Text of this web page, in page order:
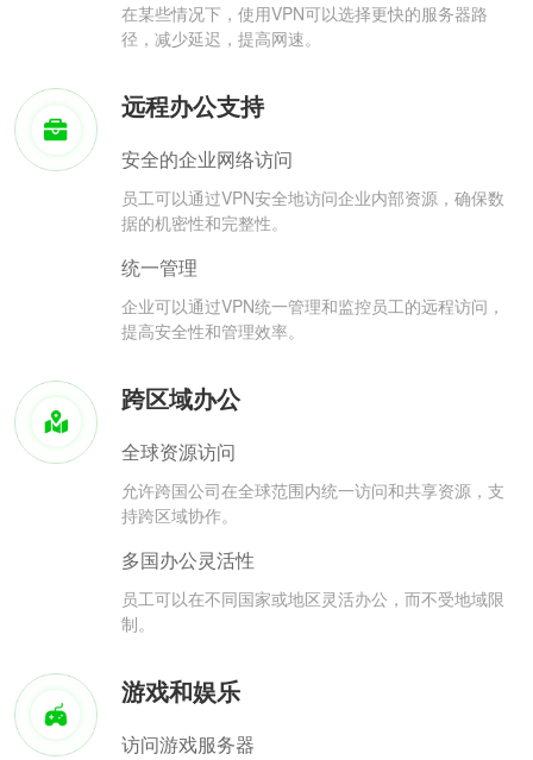
在某些情况下，使用VPN可以选择更快的服务器路
径，减少延迟，提高网速。
远程办公支持
安全的企业网络访问
员工可以通过VPN安全地访问企业内部资源，确保数
据的机密性和完整性。
统一管理
企业可以通过VPN统一管理和监控员工的远程访问，
提高安全性和管理效率。
跨区域办公
全球资源访问
允许跨国公司在全球范围内统一访问和共享资源，支
持跨区域协作。
多国办公灵活性
员工可以在不同国家或地区灵活办公，而不受地域限
制。
游戏和娱乐
访问游戏服务器